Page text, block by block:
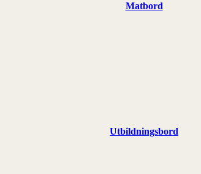
Matbord
Utbildningsbord